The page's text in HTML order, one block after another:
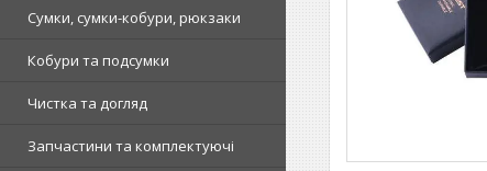
Сумки, сумки-кобури, рюкзаки
Кобури та подсумки
Чистка та догляд
Запчастини та комплектуючі